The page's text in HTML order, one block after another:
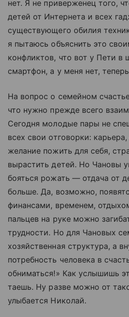
нет. Я не приверженец того,
детей от Интернета и всех
существующего обилия
я пытаюсь объяснить это
конфликтов, что вот у Пети в
смартфон, а у меня нет,
На вопрос о семейном
что нужно прежде всего
Сегодня молодые пары не
всех свои отговорки:
желание пожить для себя,
вырастить детей. Но Чановы
бояться рожать — отдача от
больше. Да, возможно,
финансами, временем,
пальцев на руке можно
трудности. Но для Чановых
хозяйственная структура, а
потребность человека в
обниматься!» Как услышишь
таешь. Ну разве можно от
улыбается Николай.